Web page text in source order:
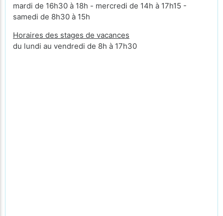
mardi de 16h30 à 18h - mercredi de 14h à 17h15 -
samedi de 8h30 à 15h
Horaires des stages de vacances
du lundi au vendredi de 8h à 17h30